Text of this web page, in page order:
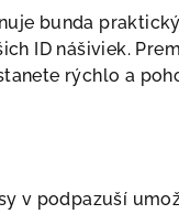
bunda
ID nášiviek.
rýchlo a
v podpazuší